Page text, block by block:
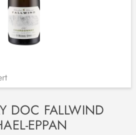
DOC FALLWIND
EPPAN